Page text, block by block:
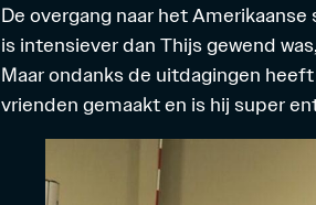
De overgang naar het
is intensiever dan Thijs gewend
Maar ondanks de uitdagingen
vrienden gemaakt en is hij super